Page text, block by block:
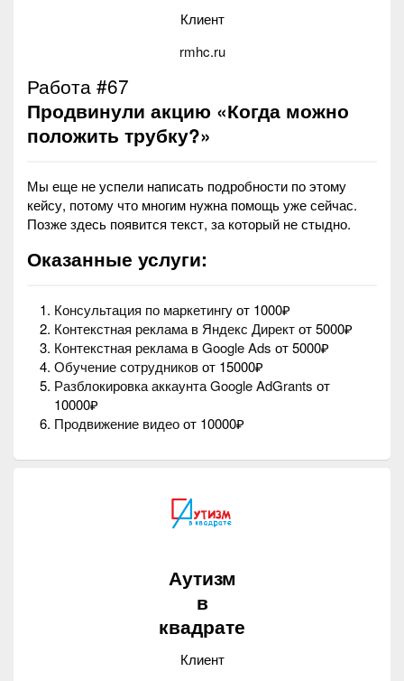
Клиент
rmhc.ru
Работа #67
Продвинули акцию «Когда можно
положить трубку?»
Мы еще не успели написать подробности по этому
кейсу, потому что многим нужна помощь уже сейчас.
Позже здесь появится текст, за который не стыдно.
Оказанные услуги:
Консультация по маркетингуот 1000₽
Контекстная реклама в Яндекс Директот 5000₽
Контекстная реклама в Google Ads от 5000₽
Обучение сотрудниковот 15000₽
Разблокировка аккаунта Google AdGrants от
10000₽
Продвижение видеоот 10000₽
Аутизм
в
квадрате
Клиент